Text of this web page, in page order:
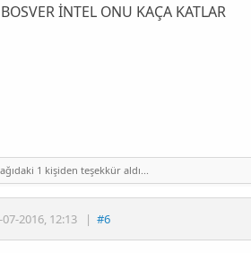
BOSVER İNTEL ONU KAÇA KATLAR
1 kişiden teşekkür aldı...
07-2016, 12:13 | #6